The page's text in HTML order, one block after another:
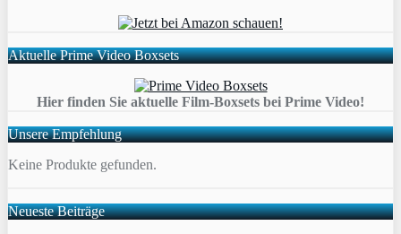
Aktuelle Prime Video Boxsets
Hier finden Sie aktuelle Film-Boxsets bei Prime Video!
Unsere Empfehlung
Keine Produkte gefunden.
Neueste Beiträge